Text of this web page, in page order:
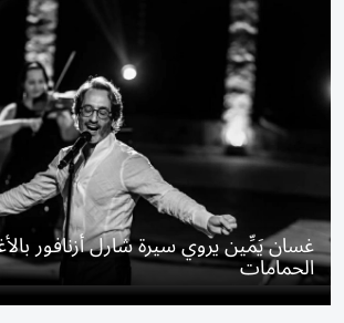
غسان يَمِّين يروي سيرة شارل أزنافور
الحمامات